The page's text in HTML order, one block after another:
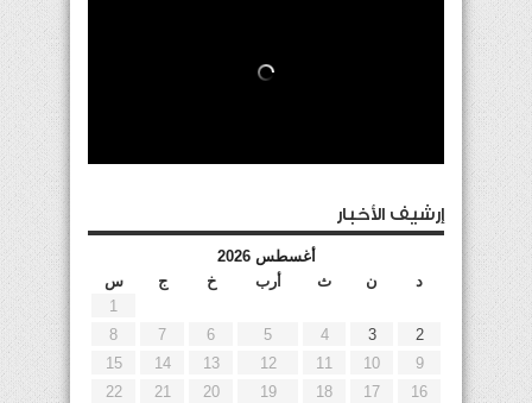
إرشيف الأخبار
أغسطس 2026
د
ن ث أرب خ ج
س
1
2
3
4
5
6
7
8
9
10
11
12
13
14
15
16
17
18
19
20
21
22